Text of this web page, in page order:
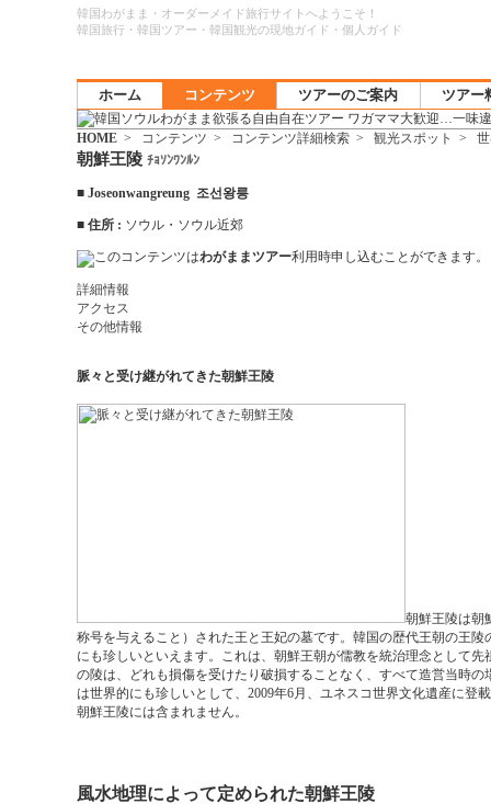
韓国わがまま・オーダーメイド旅行サイトへようこそ！
韓国旅行・韓国ツアー・韓国観光の現地ガイド・個人ガイド
ホーム コンテンツ ツアーのご案内 ツアー
HOME > コンテンツ > コンテンツ詳細検索 > 観光スポット >
朝鮮王陵 ﾁｮｿﾝﾜﾝﾙﾝ
■ Joseonwangreung 조선왕릉
■ 住所 : ソウル・ソウル近郊
このコンテンツはわがままツアー利用時申し込むことができます。
詳細情報
アクセス
その他情報
脈々と受け継がれてきた朝鮮王陵
朝鮮王陵は朝
称号を与えること）された王と王妃の墓です。韓国の歴代王朝の王
にも珍しいといえます。これは、朝鮮王朝が儒教を統治理念として
の陵は、どれも損傷を受けたり破損することなく、すべて造営当時
は世界的にも珍しいとして、2009年6月、ユネスコ世界文化遺産に
朝鮮王陵には含まれません。
風水地理によって定められた朝鮮王陵